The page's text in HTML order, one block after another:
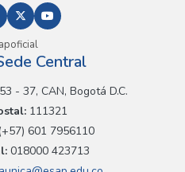
Central
- 37, CAN, Bogotá D.C.
111321
601 7956110
018000 423713